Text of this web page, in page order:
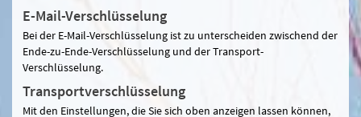
E-Mail-Verschlüsselung
Bei der E-Mail-Verschlüsselung ist zu unterscheiden zwischend der
Ende-zu-Ende-Verschlüsselung und der Transport-
Verschlüsselung.
Transportverschlüsselung
Mit den Einstellungen, die Sie sich oben anzeigen lassen können,